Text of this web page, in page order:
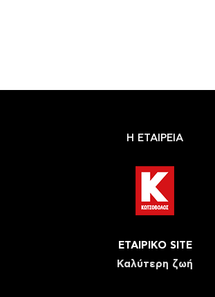
Η ΕΤΑΙΡΕΙΑ
ΕΤΑΙΡΙΚΟ SITE
Καλύτερη ζωή